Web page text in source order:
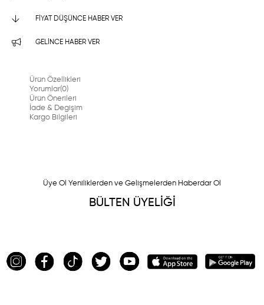
FIYAT DÜŞÜNCE HABER VER
GELINCE HABER VER
Ürün Özellikleri
Yorumlar(0)
Ürün Önerileri
İade & Degişim
Kargo Bilgileri
Üye Ol Yeniliklerden ve Gelişmelerden Haberdar Ol
BÜLTEN ÜYELİĞİ